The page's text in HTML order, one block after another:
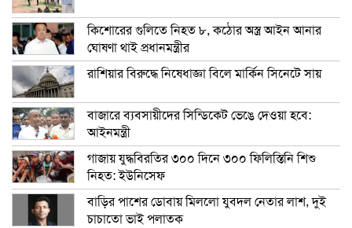
কিশোরের গুলিতে নিহত ৮, কঠোর অস্ত্র আইন আনার
ঘোষণা থাই প্রধানমন্ত্রীর
রাশিয়ার বিরুদ্ধে নিষেধাজ্ঞা বিলে মার্কিন সিনেটে সায়
বাজারে ব্যবসায়ীদের সিন্ডিকেট ভেঙে দেওয়া হবে:
আইনমন্ত্রী
গাজায় যুদ্ধবিরতির ৩০০ দিনে ৩০০ ফিলিস্তিনি শিশু
নিহত: ইউনিসেফ
বাড়ির পাশের ডোবায় মিললো যুবদল নেতার লাশ, দুই
চাচাতো ভাই পলাতক